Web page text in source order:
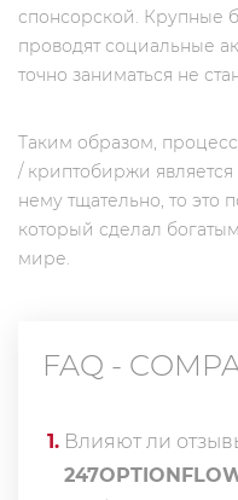
спонсорской. Крупные
проводят социальные
точно заниматься не
Таким образом,
/ криптобиржи
нему тщательно, то это
который сделал
мире.
FAQ -
1. Влияют ли